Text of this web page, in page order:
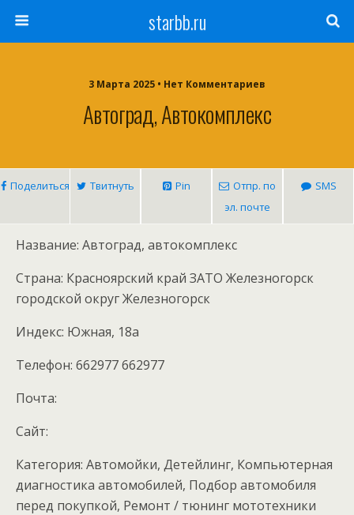
starbb.ru
3 Марта 2025 • Нет Комментариев
Автоград, Автокомплекс
Поделиться Твитнуть Pin
Отпр. по
эл. почте
SMS
Название: Автоград, автокомплекс
Страна: Красноярский край ЗАТО Железногорск
городской округ Железногорск
Индекс: Южная, 18а
Телефон: 662977 662977
Почта:
Cайт:
Категория: Автомойки, Детейлинг, Компьютерная
диагностика автомобилей, Подбор автомобиля
перед покупкой, Ремонт / тюнинг мототехники